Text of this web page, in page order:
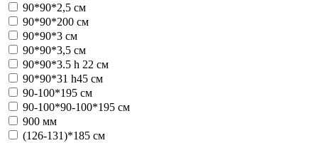
90*90*2,5 см
90*90*200 см
90*90*3 см
90*90*3,5 см
90*90*3.5 h 22 см
90*90*31 h45 см
90-100*195 см
90-100*90-100*195 см
900 мм
(126-131)*185 см